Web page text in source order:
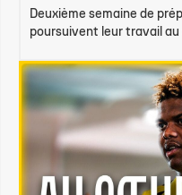
Deuxième semaine de
poursuivent leur travail au